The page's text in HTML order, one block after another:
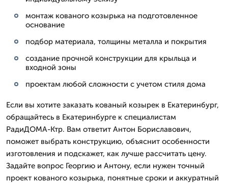
монтаж кованого козырька на подготовленное
основание
подбор материала, толщины металла и покрытия
создание прочной конструкции для крыльца и
входной зоны
проектам любой сложности с учетом стиля дома
Если вы хотите заказать кованый козырек в Екатеринбург,
обращайтесь в Екатеринбурге к специалистам
РадиДОМА-Ктр. Вам ответит Антон Бориславович,
поможет выбрать конструкцию, объяснит особенности
изготовления и подскажет, как лучше рассчитать цену.
Задайте вопрос Георгию и Антону, если нужен точный
проект кованого козырька, понятные сроки и аккуратный